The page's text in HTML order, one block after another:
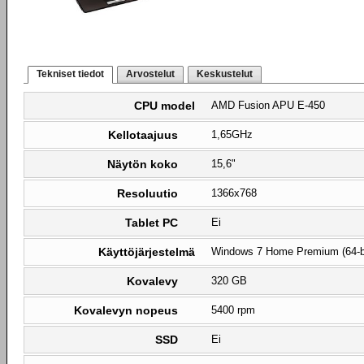
Tekniset tiedot Arvostelut Keskustelut
CPU model AMD Fusion APU E-450
Kellotaajuus 1,65GHz
Näytön koko 15,6"
Resoluutio 1366x768
Tablet PC Ei
Käyttöjärjestelmä Windows 7 Home Premium (64-
Kovalevy 320 GB
Kovalevyn nopeus 5400 rpm
SSD Ei